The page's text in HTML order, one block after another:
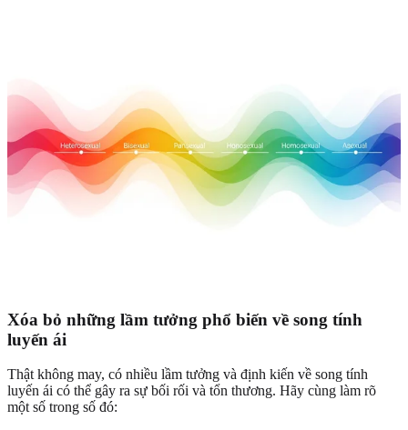
Xóa bỏ những lầm tưởng phổ biến về song tính
luyến ái
Thật không may, có nhiều lầm tưởng và định kiến về song tính
luyến ái có thể gây ra sự bối rối và tổn thương. Hãy cùng làm rõ
một số trong số đó: